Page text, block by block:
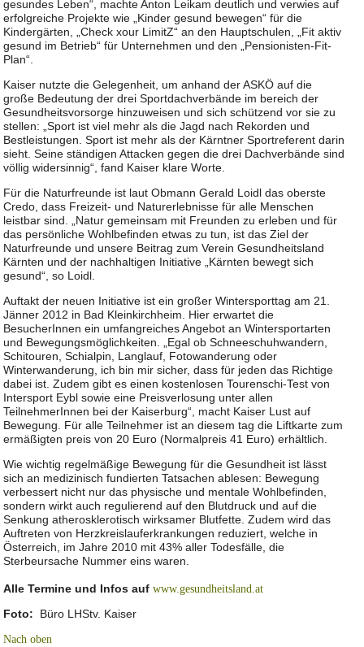
gesundes Leben“, machte Anton Leikam deutlich und verwies auf
erfolgreiche Projekte wie „Kinder gesund bewegen“ für die
Kindergärten, „Check xour LimitZ“ an den Hauptschulen, „Fit aktiv
gesund im Betrieb“ für Unternehmen und den „Pensionisten-Fit-
Plan“.
Kaiser nutzte die Gelegenheit, um anhand der ASKÖ auf die
große Bedeutung der drei Sportdachverbände im bereich der
Gesundheitsvorsorge hinzuweisen und sich schützend vor sie zu
stellen: „Sport ist viel mehr als die Jagd nach Rekorden und
Bestleistungen. Sport ist mehr als der Kärntner Sportreferent darin
sieht. Seine ständigen Attacken gegen die drei Dachverbände sind
völlig widersinnig“, fand Kaiser klare Worte.
Für die Naturfreunde ist laut Obmann Gerald Loidl das oberste
Credo, dass Freizeit- und Naturerlebnisse für alle Menschen
leistbar sind. „Natur gemeinsam mit Freunden zu erleben und für
das persönliche Wohlbefinden etwas zu tun, ist das Ziel der
Naturfreunde und unsere Beitrag zum Verein Gesundheitsland
Kärnten und der nachhaltigen Initiative „Kärnten bewegt sich
gesund“, so Loidl.
Auftakt der neuen Initiative ist ein großer Wintersporttag am 21.
Jänner 2012 in Bad Kleinkirchheim. Hier erwartet die
BesucherInnen ein umfangreiches Angebot an Wintersportarten
und Bewegungsmöglichkeiten. „Egal ob Schneeschuhwandern,
Schitouren, Schialpin, Langlauf, Fotowanderung oder
Winterwanderung, ich bin mir sicher, dass für jeden das Richtige
dabei ist. Zudem gibt es einen kostenlosen Tourenschi-Test von
Intersport Eybl sowie eine Preisverlosung unter allen
TeilnehmerInnen bei der Kaiserburg“, macht Kaiser Lust auf
Bewegung. Für alle Teilnehmer ist an diesem tag die Liftkarte zum
ermäßigten preis von 20 Euro (Normalpreis 41 Euro) erhältlich.
Wie wichtig regelmäßige Bewegung für die Gesundheit ist lässt
sich an medizinisch fundierten Tatsachen ablesen: Bewegung
verbessert nicht nur das physische und mentale Wohlbefinden,
sondern wirkt auch regulierend auf den Blutdruck und auf die
Senkung atherosklerotisch wirksamer Blutfette. Zudem wird das
Auftreten von Herzkreislauferkrankungen reduziert, welche in
Österreich, im Jahre 2010 mit 43% aller Todesfälle, die
Sterbeursache Nummer eins waren.
Alle Termine und Infos aufwww.gesundheitsland.at
Foto: Büro LHStv. Kaiser
Nach oben